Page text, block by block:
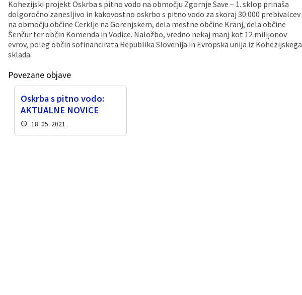
Kohezijski projekt Oskrba s pitno vodo na območju Zgornje Save – 1. sklop prinaša
dolgoročno zanesljivo in kakovostno oskrbo s pitno vodo za skoraj 30.000 prebivalcev
na območju občine Cerklje na Gorenjskem, dela mestne občine Kranj, dela občine
Šenčur ter občin Komenda in Vodice. Naložbo, vredno nekaj manj kot 12 milijonov
evrov, poleg občin sofinancirata Republika Slovenija in Evropska unija iz Kohezijskega
sklada.
Povezane objave
Oskrba s pitno vodo:
AKTUALNE NOVICE
18. 05. 2021
Vaške skupnosti
Častno razsodišče
Gasilstvo, zaščita in reševanje
Načrt ravnanja s stvarnim premoženjem
Galerija slik
MojaObčina.si
Dokumenti v javni obravnavi